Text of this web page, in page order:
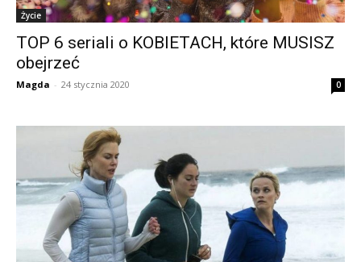
Życie
TOP 6 seriali o KOBIETACH, które MUSISZ
obejrzeć
Magda - 24 stycznia 2020 0